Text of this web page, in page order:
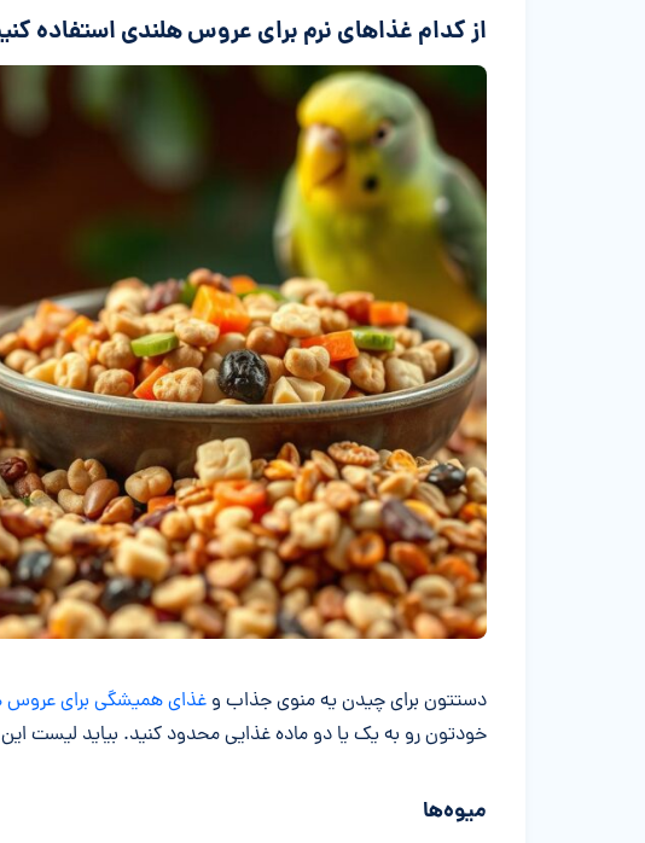
از کدام غذاهای نرم برای عروس هلندی استفاده
دستتون برای چیدن یه منوی جذاب و غذای همیشگی برای عروس
خودتون رو به یک یا دو ماده غذایی محدود کنید. بیاید لیست
میوه‌ها